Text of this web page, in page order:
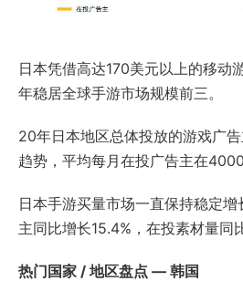
日本凭借高达170美元以上的移动
年稳居全球手游市场规模前三。
20年日本地区总体投放的游戏广
趋势，平均每月在投广告主在4000
日本手游买量市场一直保持稳定
主同比增长15.4%，在投素材量同
热门国家 / 地区盘点 — 韩国